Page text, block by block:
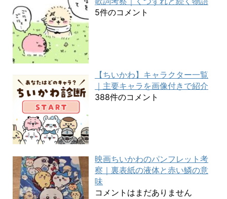
5件のコメント
【ちいかわ】キャラクター一覧
｜主要キャラを画像付きで紹介
388件のコメント
映画ちいかわのパンフレット考
察｜裏表紙の液体と赤い鱗の意
味
コメントはまだありません